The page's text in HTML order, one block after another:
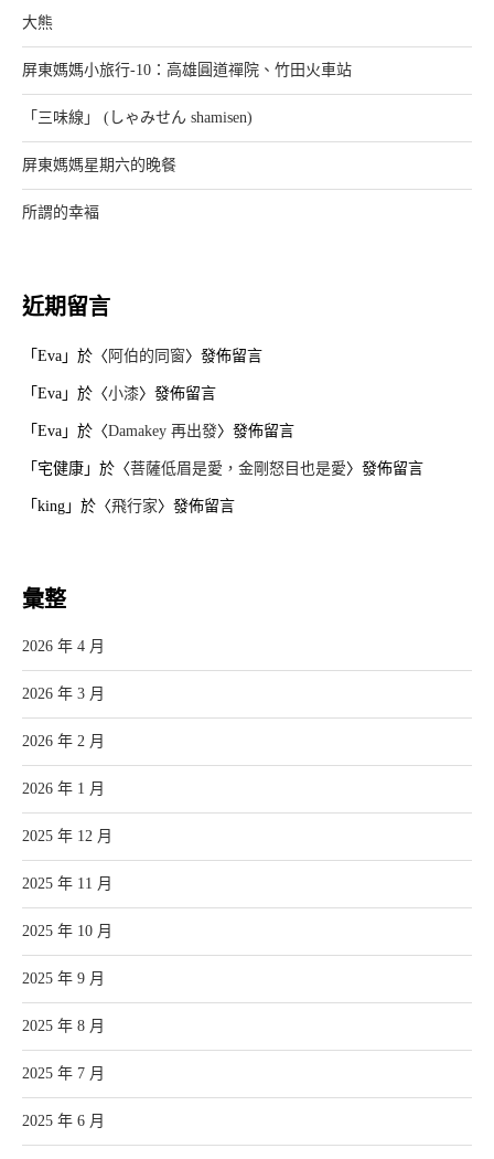
大熊
屏東媽媽小旅行-10：高雄圓道禪院、竹田火車站
「三味線」 (しゃみせん shamisen)
屏東媽媽星期六的晚餐
所謂的幸褔
近期留言
「 Eva 」於〈 阿伯的同窗〉發佈留言
「 Eva 」於〈小漆〉發佈留言
「 Eva 」於〈Damakey 再出發〉發佈留言
「 宅健康 」於〈菩薩低眉是愛，金剛怒目也是愛〉發佈留言
「 king 」於〈飛行家〉發佈留言
彙整
2026 年 4 月
2026 年 3 月
2026 年 2 月
2026 年 1 月
2025 年 12 月
2025 年 11 月
2025 年 10 月
2025 年 9 月
2025 年 8 月
2025 年 7 月
2025 年 6 月